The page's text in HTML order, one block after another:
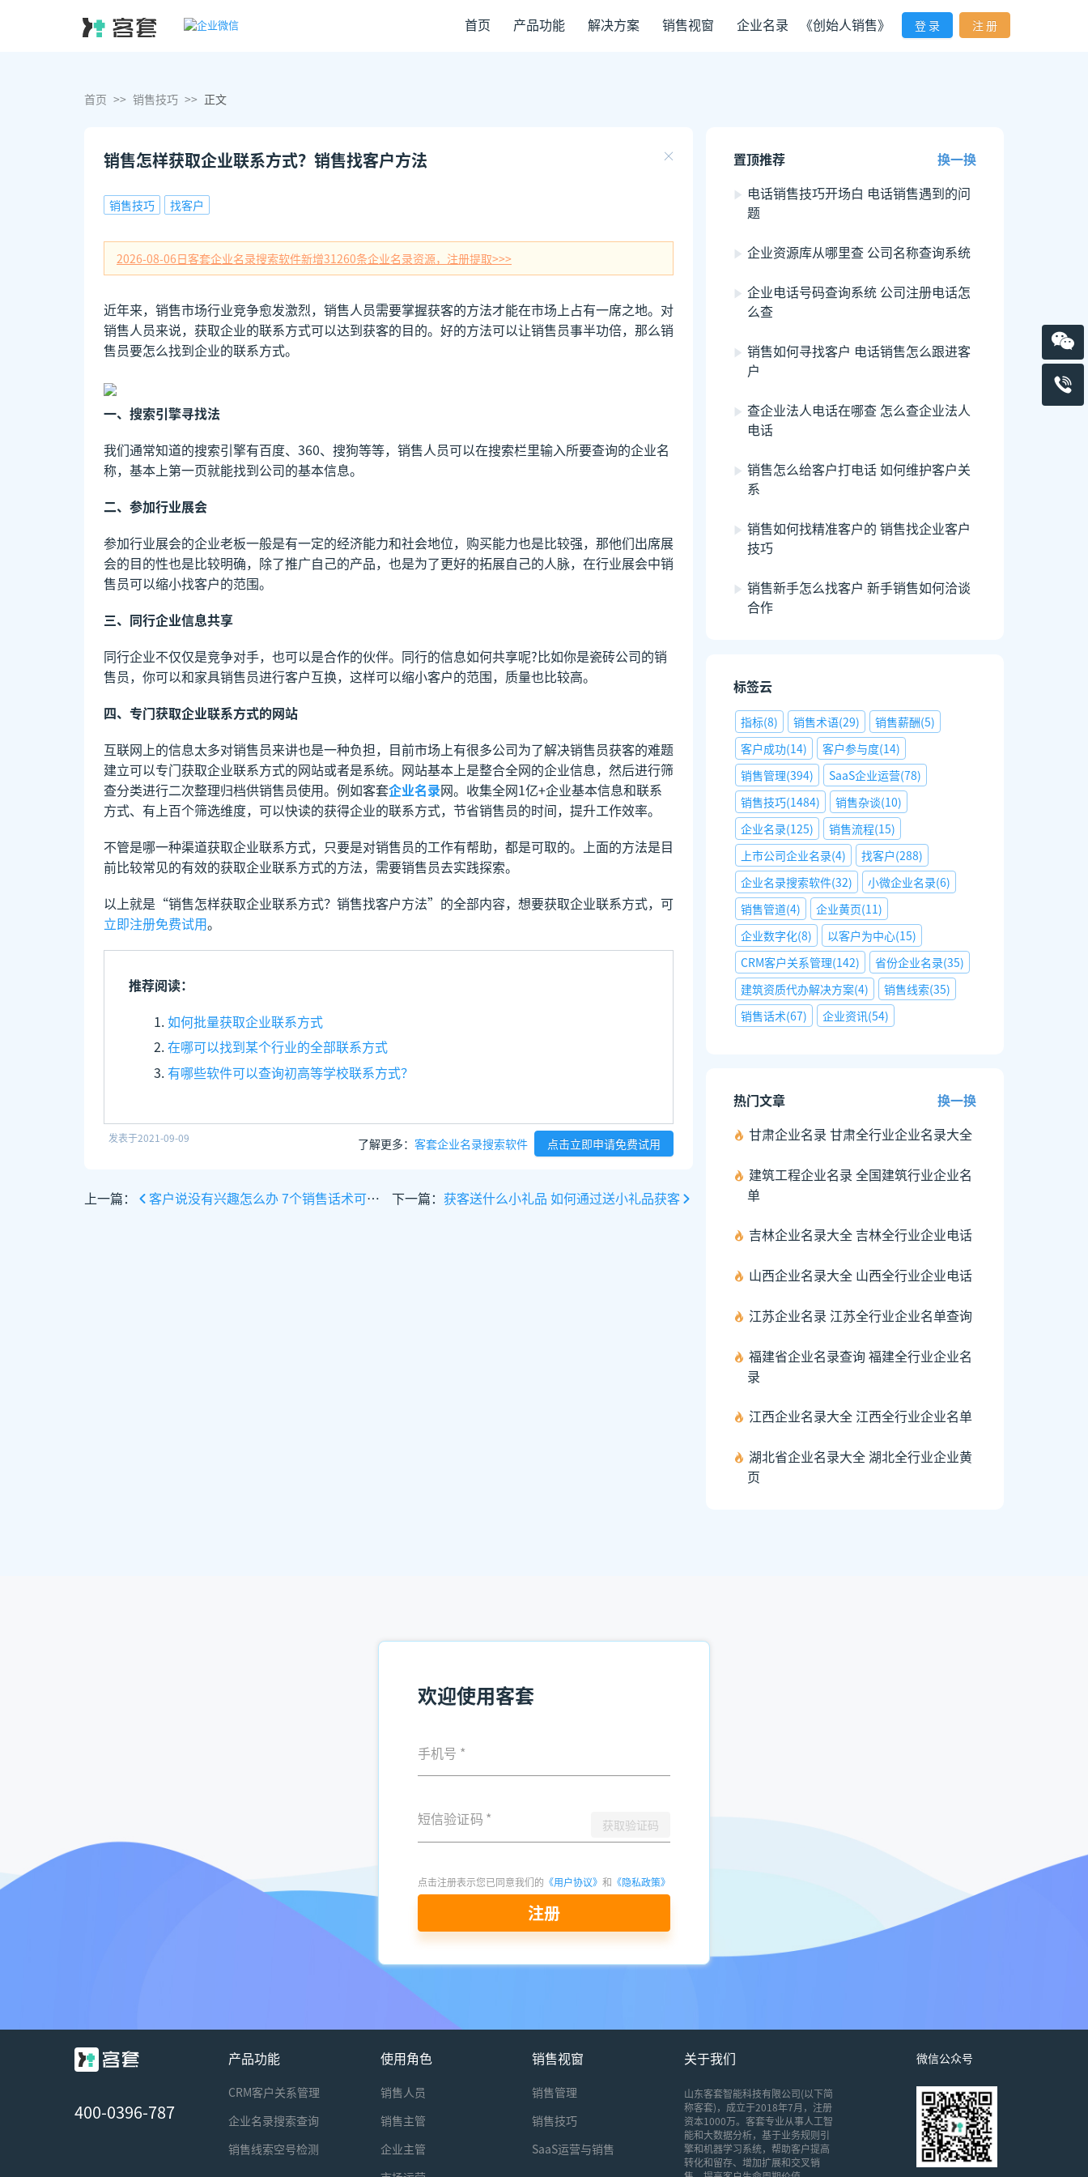
首页 产品功能 解决方案 销售视窗 企业名录 《创始人销售》 登 录 注 册
首页 >> 销售技巧 >> 正文
销售怎样获取企业联系方式？销售找客户方法
销售技巧 找客户
2026-08-06日客套企业名录搜索软件新增31260条企业名录资源，注册提取>>>
近年来，销售市场行业竞争愈发激烈，销售人员需要掌握获客的方法才能在市场上占有一席之地。对
销售人员来说，获取企业的联系方式可以达到获客的目的。好的方法可以让销售员事半功倍，那么销
售员要怎么找到企业的联系方式。
一、搜索引擎寻找法
我们通常知道的搜索引擎有百度、360、搜狗等等，销售人员可以在搜索栏里输入所要查询的企业名
称，基本上第一页就能找到公司的基本信息。
二、参加行业展会
参加行业展会的企业老板一般是有一定的经济能力和社会地位，购买能力也是比较强，那他们出席展
会的目的性也是比较明确，除了推广自己的产品，也是为了更好的拓展自己的人脉，在行业展会中销
售员可以缩小找客户的范围。
三、同行企业信息共享
同行企业不仅仅是竞争对手，也可以是合作的伙伴。同行的信息如何共享呢?比如你是瓷砖公司的销
售员，你可以和家具销售员进行客户互换，这样可以缩小客户的范围，质量也比较高。
四、专门获取企业联系方式的网站
互联网上的信息太多对销售员来讲也是一种负担，目前市场上有很多公司为了解决销售员获客的难题
建立可以专门获取企业联系方式的网站或者是系统。网站基本上是整合全网的企业信息，然后进行筛
查分类进行二次整理归档供销售员使用。例如客套企业名录网。收集全网1亿+企业基本信息和联系
方式、有上百个筛选维度，可以快读的获得企业的联系方式，节省销售员的时间，提升工作效率。
不管是哪一种渠道获取企业联系方式，只要是对销售员的工作有帮助，都是可取的。上面的方法是目
前比较常见的有效的获取企业联系方式的方法，需要销售员去实践探索。
以上就是“销售怎样获取企业联系方式？销售找客户方法”的全部内容，想要获取企业联系方式，可
立即注册免费试用。
推荐阅读：
如何批量获取企业联系方式
在哪可以找到某个行业的全部联系方式
有哪些软件可以查询初高等学校联系方式？
发表于2021-09-09 了解更多： 客套企业名录搜索软件 点击立即申请免费试用
上一篇： 客户说没有兴趣怎么办 7个销售话术可应对 下一篇： 获客送什么小礼品 如何通过送小礼品获客
置顶推荐
换一换
电话销售技巧开场白 电话销售遇到的问
题
企业资源库从哪里查 公司名称查询系统
企业电话号码查询系统 公司注册电话怎
么查
销售如何寻找客户 电话销售怎么跟进客
户
查企业法人电话在哪查 怎么查企业法人
电话
销售怎么给客户打电话 如何维护客户关
系
销售如何找精准客户的 销售找企业客户
技巧
销售新手怎么找客户 新手销售如何洽谈
合作
标签云
指标(8) 销售术语(29) 销售薪酬(5)
客户成功(14) 客户参与度(14)
销售管理(394) SaaS企业运营(78)
销售技巧(1484) 销售杂谈(10)
企业名录(125) 销售流程(15)
上市公司企业名录(4) 找客户(288)
企业名录搜索软件(32) 小微企业名录(6)
销售管道(4) 企业黄页(11)
企业数字化(8) 以客户为中心(15)
CRM客户关系管理(142) 省份企业名录(35)
建筑资质代办解决方案(4) 销售线索(35)
销售话术(67) 企业资讯(54)
热门文章
换一换
甘肃企业名录 甘肃全行业企业名录大全
建筑工程企业名录 全国建筑行业企业名
单
吉林企业名录大全 吉林全行业企业电话
山西企业名录大全 山西全行业企业电话
江苏企业名录 江苏全行业企业名单查询
福建省企业名录查询 福建全行业企业名
录
江西企业名录大全 江西全行业企业名单
湖北省企业名录大全 湖北全行业企业黄
页
欢迎使用客套
手机号 *
短信验证码 * 获取验证码
点击注册表示您已同意我们的 《用户协议》 和 《隐私政策》
注册
400-0396-787
产品功能
CRM客户关系管理
企业名录搜索查询
销售线索空号检测
使用角色
销售人员
销售主管
企业主管
销售视窗
销售管理
销售技巧
SaaS运营与销售
关于我们
山东客套智能科技有限公司(以下简
称客套)，成立于2018年7月，注册
资本1000万。客套专业从事人工智
能和大数据分析，基于业务规则引
擎和机器学习系统，帮助客户提高
转化和留存、增加扩展和交叉销
微信公众号